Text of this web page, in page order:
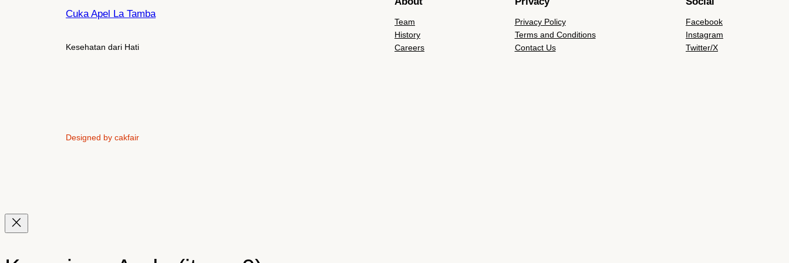
Cuka Apel La Tamba
Kesehatan dari Hati
Team
History
Careers
Privacy Policy
Terms and Conditions
Contact Us
Facebook
Instagram
Twitter/X
Designed by cakfair